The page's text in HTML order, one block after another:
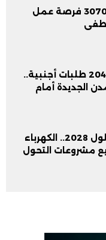
وزارة العمل تعلن عن 3070 فرصة عمل
99 فرصة استثمارية و204 طلبات أجنبية..
الجديدة أمام
45% طاقة متجددة بحلول 2028.. الكهرباء
مشروعات التحول